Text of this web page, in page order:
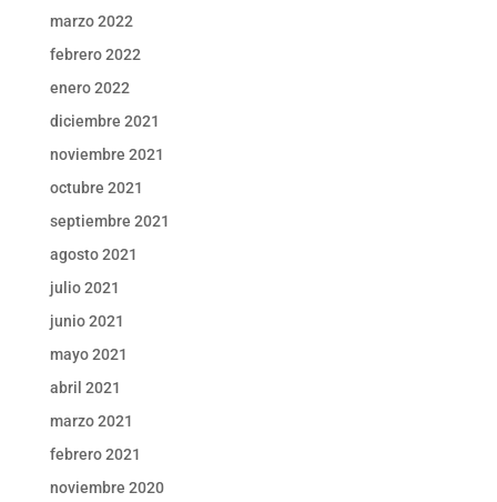
marzo 2022
febrero 2022
enero 2022
diciembre 2021
noviembre 2021
octubre 2021
septiembre 2021
agosto 2021
julio 2021
junio 2021
mayo 2021
abril 2021
marzo 2021
febrero 2021
noviembre 2020